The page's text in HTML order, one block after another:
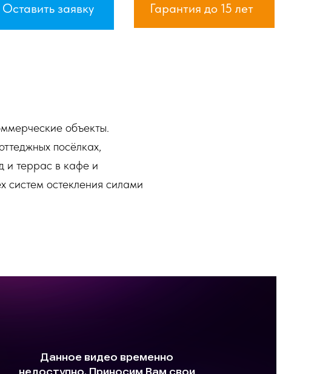
Оставить заявку Гарантия до 15 лет
объекты.
посёлках,
и террас в кафе и
остекления силами